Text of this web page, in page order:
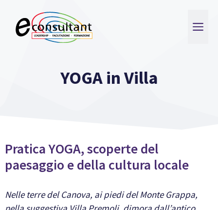
contenuto
YOGA in Villa
Pratica YOGA, scoperte del
paesaggio e della cultura locale
Nelle terre del Canova, ai piedi del Monte Grappa,